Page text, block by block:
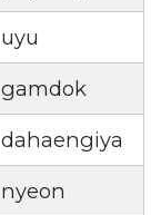
uyu
gamdok
dahaengiya
nyeon